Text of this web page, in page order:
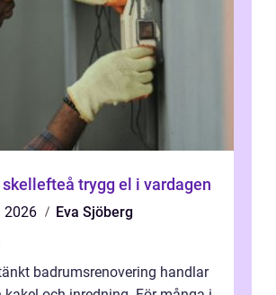
Elservice skellefteå trygg el i vardagen
2026
Eva Sjöberg
badrumsrenovering handlar